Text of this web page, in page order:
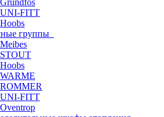
Grundfos
UNI-FITT
Hoobs
группы
Meibes
STOUT
Hoobs
WARME
ROMMER
UNI-FITT
Oventrop